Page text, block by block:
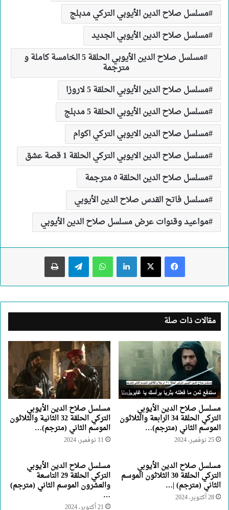
مسلسل صلاح الدين الأيوبي التركي مدبلج
مسلسل صلاح الدين الأيوبي الجديد
مسلسل صلاح الدين الأيوبي الحلقة 5 الخامسة كاملة و
مترجمة
مسلسل صلاح الدين الأيوبي الحلقة 5 لاروزا
مسلسل صلاح الدين الأيوبي الحلقة 5 مدبلج
مسلسل صلاح الدين الايوبي التركي اكوام
مسلسل صلاح الدين الايوبي التركي الحلقة 1 قصة عشق
مسلسل صلاح الدين الحلقة ٥ مترجمة
مسلسل فاتح القدس صلاح الدين الأيوبي
مواعيد وقنوات عرض مسلسل صلاح الدين الأيوبي
لينكدإن واتساب تيلقرام طباعة
مقالات ذات صلة
مسلسل صلاح الدين الأيوبي
التركي الحلقة 34 الرابعة والثلاثون
الموسم الثاني (مترجم)…
25 نوفمبر، 2024
مسلسل صلاح الدين الأيوبي
التركي الحلقة 32 الثانية والثلاثون
الموسم الثاني (مترجم)…
11 نوفمبر، 2024
مسلسل صلاح الدين الأيوبي
التركي الحلقة 30 الثلاثون الموسم
الثاني (مترجم) |…
28 أكتوبر، 2024
مسلسل صلاح الدين الأيوبي
التركي الحلقة 29 التاسعة
والعشرون الموسم الثاني (مترجم)
…
21 أكتوبر، 2024